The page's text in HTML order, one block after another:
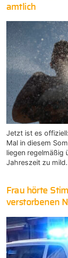
amtlich
Jetzt ist es
Mal in diesem
liegen regelmäßig
Jahreszeit zu mild.
Frau hörte
verstorbenen